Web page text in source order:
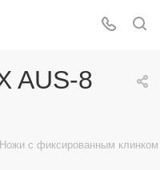
AUS-8
Ножи с фиксированным клинком